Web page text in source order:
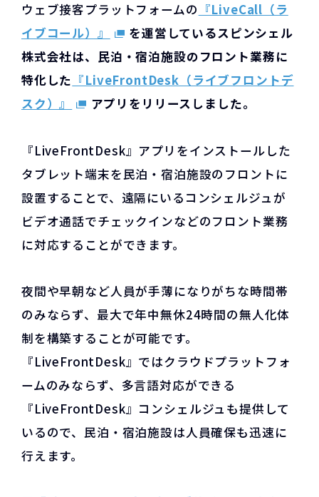
ウェブ接客プラットフォームの 『LiveCall（ラ
イブコール）』
を運営しているスピンシェル
株式会社は、民泊・宿泊施設のフロント業務に
特化した 『LiveFrontDesk（ライブフロントデ
スク）』
アプリをリリースしました。
『LiveFrontDesk』アプリをインストールした
タブレット端末を民泊・宿泊施設のフロントに
設置することで、遠隔にいるコンシェルジュが
ビデオ通話でチェックインなどのフロント業務
に対応することができます。
夜間や早朝など人員が手薄になりがちな時間帯
のみならず、最大で年中無休24時間の無人化体
制を構築することが可能です。
『LiveFrontDesk』ではクラウドプラットフォ
ームのみならず、多言語対応ができる​
『LiveFrontDesk』コンシェルジュも提供して
いるので、民泊・宿泊施設は人員確保も迅速に
行えます。